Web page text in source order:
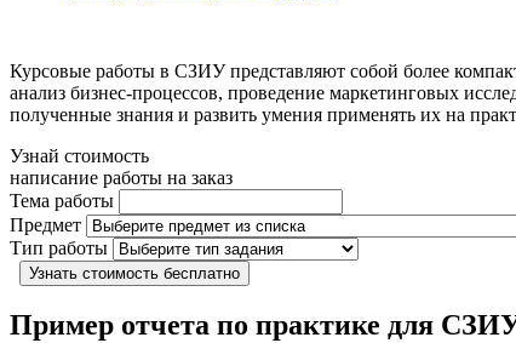
Курсовые работы в СЗИУ представляют собой более
анализ бизнес-процессов, проведение маркетинговых
полученные знания и развить умения применять их на
Узнай стоимость
написание работы на заказ
Тема работы
Предмет
Тип работы
Узнать стоимость бесплатно
Пример отчета по практике для